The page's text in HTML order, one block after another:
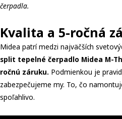
čerpadla.
Kvalita a 5-ročná
Midea patrí medzi najväčších
split tepelné čerpadlo Midea M-
ročnú záruku. Podmienkou je
zabezpečujeme my. To, čo
spoľahlivo.